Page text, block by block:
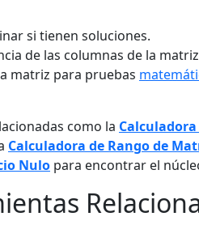
si tienen soluciones.
de las columnas de la
matriz para pruebas
como la
Calculadora de Rango de
Nulo para encontrar el